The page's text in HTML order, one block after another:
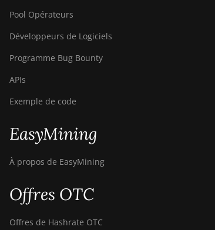
Pool Opérateurs
Développeurs de Logiciels
Programme Bug Bounty
APIs
Exemple de code
EasyMining
À propos de EasyMining
Offres OTC
Offres de Hashrate OTC